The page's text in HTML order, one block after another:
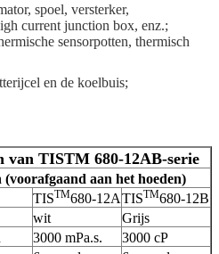
spoel, versterker,
current junction box, enz.;
sensorpotten, thermisch
en de koelbuis;
van TISTM 680-12AB-serie
(voorafgaand aan het hoeden)
TISTM680-12ATISTM680-12B
wit
Grijs
3000 mPa.s.
3000 cP